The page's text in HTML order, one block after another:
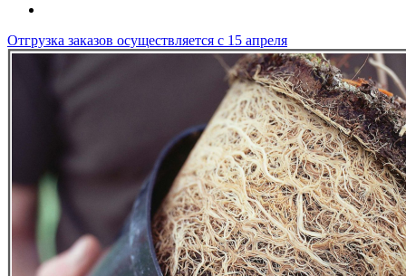
Отгрузка заказов осуществляется с 15 апреля